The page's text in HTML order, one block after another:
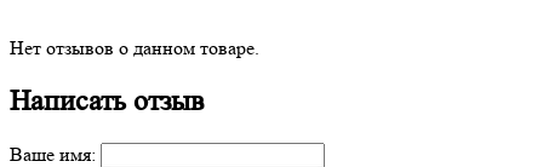
Нет отзывов о данном товаре.
Написать отзыв
Ваше имя: